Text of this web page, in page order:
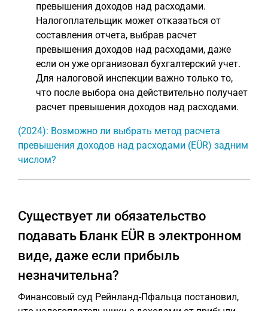
превышения доходов над расходами.
Налогоплательщик может отказаться от
составления отчета, выбрав расчет
превышения доходов над расходами, даже
если он уже организовал бухгалтерский учет.
Для налоговой инспекции важно только то,
что после выбора она действительно получает
расчет превышения доходов над расходами.
(2024): Возможно ли выбрать метод расчета
превышения доходов над расходами (EÜR) задним
числом?
Существует ли обязательство
подавать Бланк EÜR в электронном
виде, даже если прибыль
незначительна?
Финансовый суд Рейнланд-Пфальца постановил,